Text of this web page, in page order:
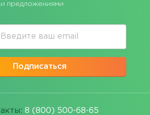
предложениями
Подписаться
8 (800) 500-68-65